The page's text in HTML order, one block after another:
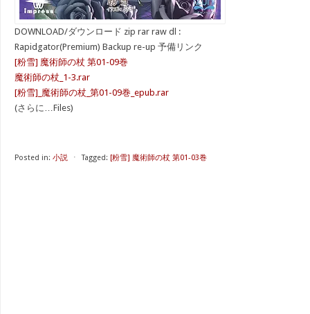
DOWNLOAD/ダウンロード zip rar raw dl :
Rapidgator(Premium) Backup re-up 予備リンク
[粉雪] 魔術師の杖 第01-09巻
魔術師の杖_1-3.rar
[粉雪]_魔術師の杖_第01-09巻_epub.rar
(さらに…Files)
Posted in: 小説 ⋅ Tagged: [粉雪] 魔術師の杖 第01-03巻